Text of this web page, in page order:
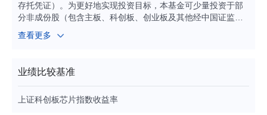
存托凭证）。为更好地实现投资目标，本基金可少量投资于部
分非成份股（包含主板、科创板、创业板及其他经中国证监会
允许发行的股票）、存托凭证、债券（国债、央行票据、地方
政府债券、政府支持机构债券、政府支持债券、金融债券、企
分离交易可转债、短期融资券（含超短期融资券）、中期票据
等）、资产支持证券、债券回购、银行存款、同业存单、衍生
及中国证监会允许基金投资的其他金融工具（但须符合中国证
查看更多
业绩比较基准
上证科创板芯片指数收益率